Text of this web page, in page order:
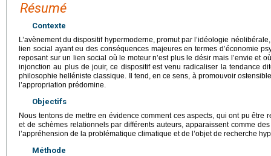
Résumé
Contexte
L’avènement du dispositif hypermoderne, promut par l’idéologie
lien social ayant eu des conséquences majeures en termes d’économie
reposant sur un lien social où le moteur n’est plus le désir mais l’envie et
injonction au plus de jouir, ce dispositif est venu radicaliser la tendance
philosophie helléniste classique. Il tend, en ce sens, à promouvoir
l’appropriation prédomine.
Objectifs
Nous tentons de mettre en évidence comment ces aspects, qui ont pu être
et de schèmes relationnels par différents auteurs, apparaissent comme
l’appréhension de la problématique climatique et de l’objet de recherche
Méthode